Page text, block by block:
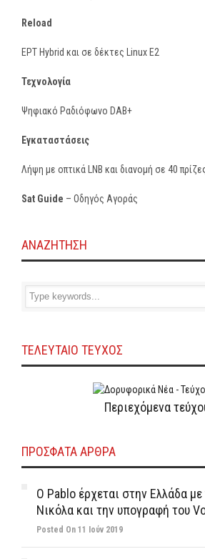
Reload
ΕΡΤ Hybrid και σε δέκτες Linux E2
Τεχνολογία
Ψηφιακό Ραδιόφωνο DAB+
Εγκαταστάσεις
Λήψη με οπτικά LNB και διανομή σε 40
Sat Guide – Οδηγός Αγοράς
ΑΝΑΖΗΤΗΣΗ
ΤΕΛΕΥΤΑΙΟ ΤΕΥΧΟΣ
Περιεχόμενα
ΠΡΌΣΦΑΤΑ ΆΡΘΡΑ
Ο Pablo έρχεται στην Ελλάδα
Νικόλα και την υπογραφή του
Posted On 11 Ιούν 2019